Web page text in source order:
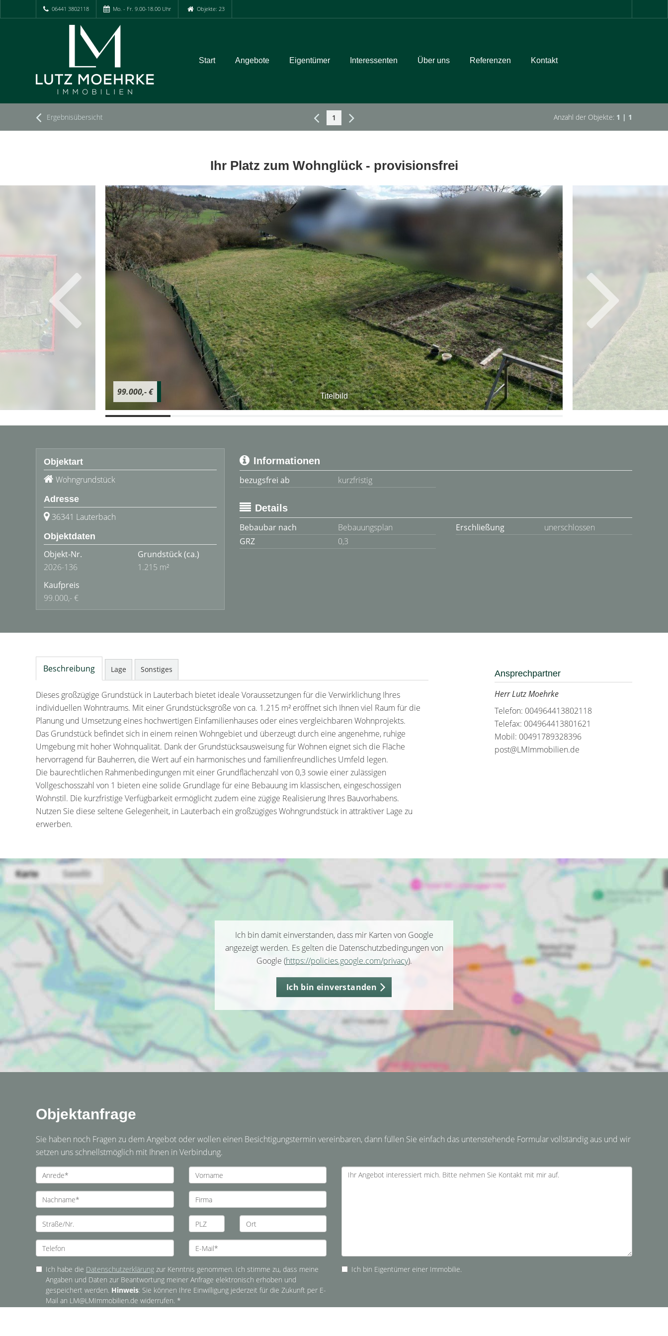
06441 3802118 Mo. - Fr. 9.00-18.00 Uhr Objekte: 23
Start Angebote Eigentümer Interessenten Über uns Referenzen Kontakt
Ergebnisübersicht 1 Anzahl der Objekte: 1 | 1
Ihr Platz zum Wohnglück - provisionsfrei
Titelbild
99.000,- €
Objektart
Wohngrundstück
Adresse
36341 Lauterbach
Objektdaten
Objekt-Nr.
2026-136
Grundstück(ca.)
1.215 m²
Kaufpreis
99.000,- €
Informationen
bezugsfrei ab
kurzfristig
Details
Bebaubar nach
Bebauungsplan Erschließung
unerschlossen
GRZ
0,3
Beschreibung Lage Sonstiges
Dieses großzügige Grundstück in Lauterbach bietet ideale Voraussetzungen für die Verwirklichung Ihres
individuellen Wohntraums. Mit einer Grundstücksgröße von ca. 1.215 m² eröffnet sich Ihnen viel Raum für die
Planung und Umsetzung eines hochwertigen Einfamilienhauses oder eines vergleichbaren Wohnprojekts.
Das Grundstück befindet sich in einem reinen Wohngebiet und überzeugt durch eine angenehme, ruhige
Umgebung mit hoher Wohnqualität. Dank der Grundstücksausweisung für Wohnen eignet sich die Fläche
hervorragend für Bauherren, die Wert auf ein harmonisches und familienfreundliches Umfeld legen.
Die baurechtlichen Rahmenbedingungen mit einer Grundflächenzahl von 0,3 sowie einer zulässigen
Vollgeschosszahl von 1 bieten eine solide Grundlage für eine Bebauung im klassischen, eingeschossigen
Wohnstil. Die kurzfristige Verfügbarkeit ermöglicht zudem eine zügige Realisierung Ihres Bauvorhabens.
Nutzen Sie diese seltene Gelegenheit, in Lauterbach ein großzügiges Wohngrundstück in attraktiver Lage zu
erwerben.
Ansprechpartner
Herr Lutz Moehrke
Telefon: 004964413802118
Telefax: 004964413801621
Mobil: 00491789328396
post@LMImmobilien.de
Ich bin damit einverstanden, dass mir Karten von Google
angezeigt werden. Es gelten die Datenschutzbedingungen von
Google (https://policies.google.com/privacy).
Ich bin einverstanden
Objektanfrage
Sie haben noch Fragen zu dem Angebot oder wollen einen Besichtigungstermin vereinbaren, dann füllen Sie einfach das untenstehende Formular vollständig aus und wir
setzen uns schnellstmöglich mit Ihnen in Verbindung.
Ich habe die Datenschutzerklärung zur Kenntnis genommen. Ich stimme zu, dass meine
Angaben und Daten zur Beantwortung meiner Anfrage elektronisch erhoben und
gespeichert werden. Hinweis: Sie können Ihre Einwilligung jederzeit für die Zukunft per E-
Mail an LM@LMImmobilien.de widerrufen. *
Ich bin Eigentümer einer Immobilie.